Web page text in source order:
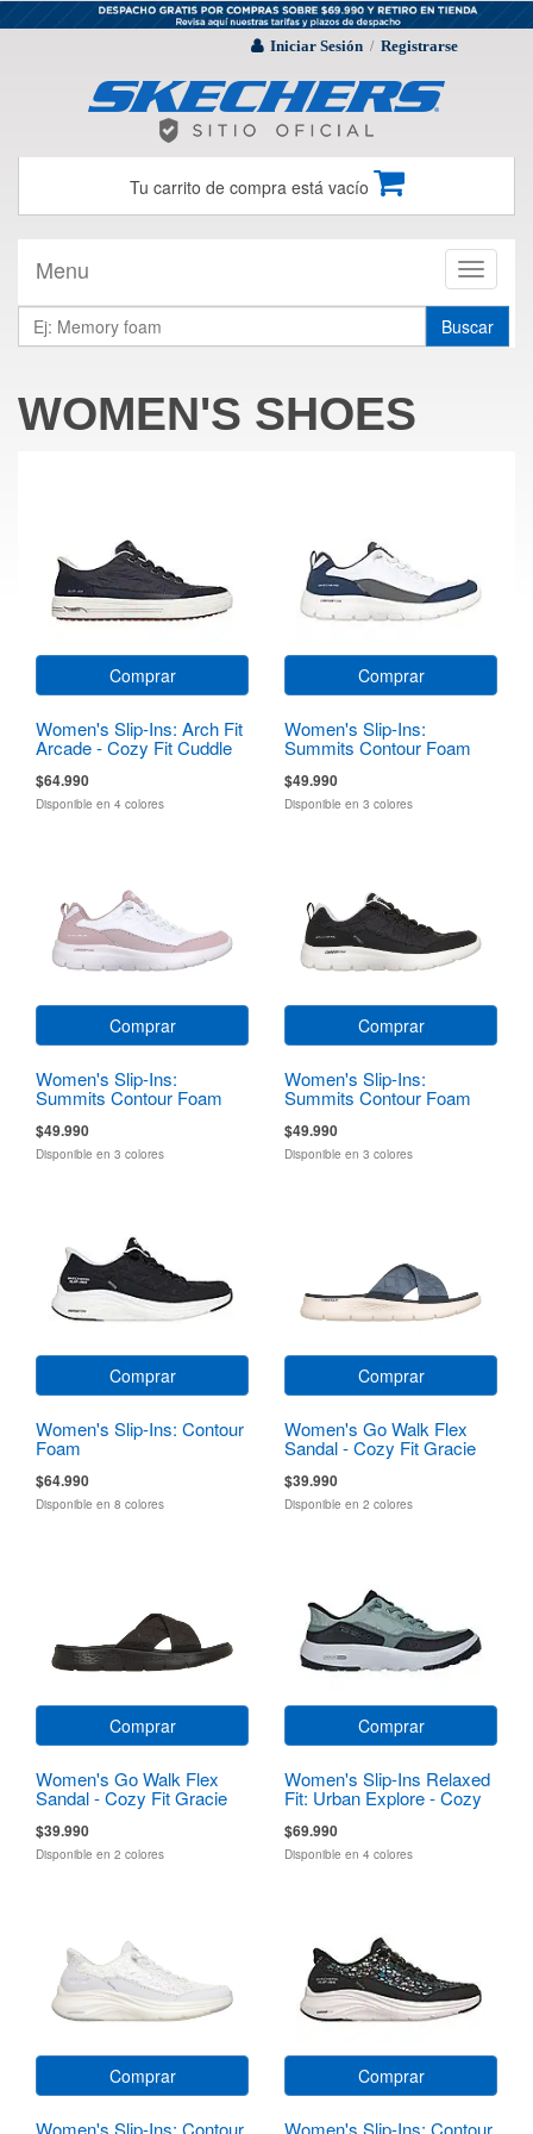
Iniciar Sesión / Registrarse
Tu carrito de compra está vacío
Toggle
Menu
Buscar
WOMEN'S SHOES
Comprar
Women's Slip-Ins: Arch Fit
Arcade - Cozy Fit Cuddle
$64.990
Disponible en 4 colores
Comprar
Women's Slip-Ins:
Summits Contour Foam
$49.990
Disponible en 3 colores
Comprar
Women's Slip-Ins:
Summits Contour Foam
$49.990
Disponible en 3 colores
Comprar
Women's Slip-Ins:
Summits Contour Foam
$49.990
Disponible en 3 colores
Comprar
Women's Slip-Ins: Contour
Foam
$64.990
Disponible en 8 colores
Comprar
Women's Go Walk Flex
Sandal - Cozy Fit Gracie
$39.990
Disponible en 2 colores
Comprar
Women's Go Walk Flex
Sandal - Cozy Fit Gracie
$39.990
Disponible en 2 colores
Comprar
Women's Slip-Ins Relaxed
Fit: Urban Explore - Cozy
$69.990
Disponible en 4 colores
Comprar
Women's Slip-Ins: Contour
Comprar
Women's Slip-Ins: Contour